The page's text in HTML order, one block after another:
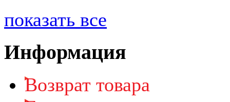
показать все
Информация
Возврат товара